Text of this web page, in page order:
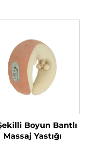
Boyun Bantlı
Massaj Yastığı